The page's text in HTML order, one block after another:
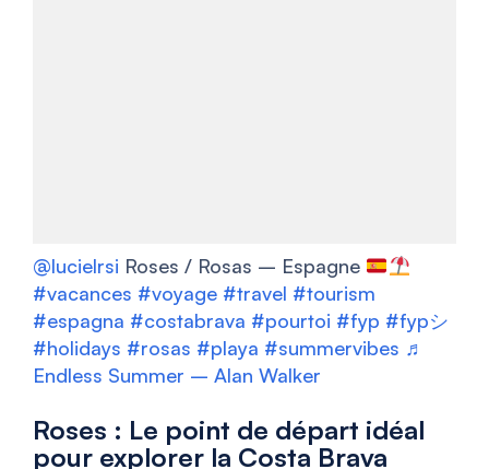
@lucielrsi Roses / Rosas – Espagne
#vacances #voyage #travel #tourism
#espagna #costabrava #pourtoi #fyp #fypシ
#holidays #rosas #playa #summervibes ♬
Endless Summer – Alan Walker
Roses : Le point de départ idéal
pour explorer la Costa Brava